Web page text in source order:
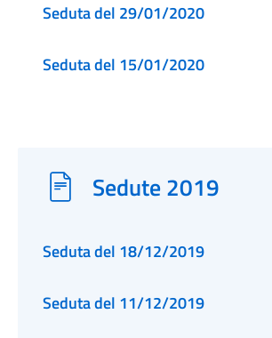
Seduta del 29/01/2020
Seduta del 15/01/2020
Sedute 2019
Seduta del 18/12/2019
Seduta del 11/12/2019